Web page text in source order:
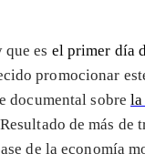
que es el primer día
promocionar
documental sobrela
de más
de la economía